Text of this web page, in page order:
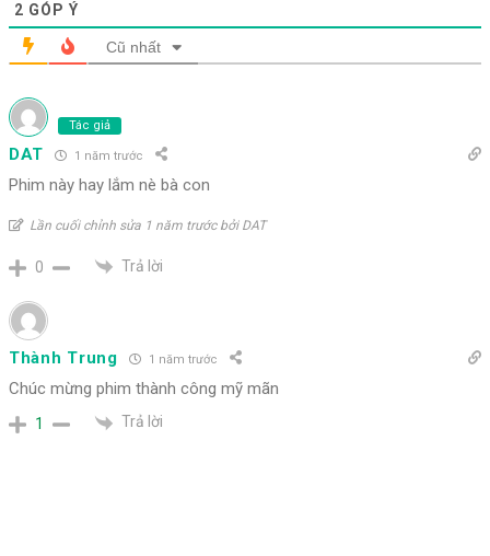
2 GÓP Ý
Cũ nhất
Tác giả
DAT 1 năm trước
Phim này hay lắm nè bà con
Lần cuối chỉnh sửa 1 năm trước bởi DAT
0 Trả lời
Thành Trung 1 năm trước
Chúc mừng phim thành công mỹ mãn
1 Trả lời